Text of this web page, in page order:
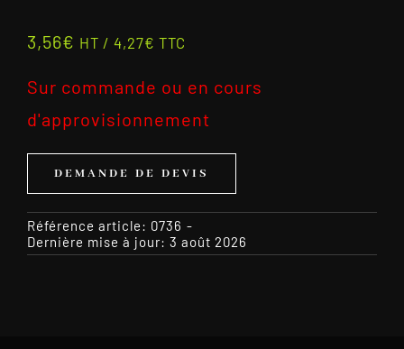
3,56€ HT / 4,27€ TTC
Sur commande ou en cours
d'approvisionnement
DEMANDE DE DEVIS
Référence article: 0736 -
Dernière mise à jour: 3 août 2026